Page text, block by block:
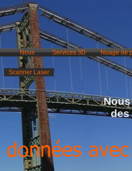
Nous Nuage de
Services 3D
Scanner Laser
des